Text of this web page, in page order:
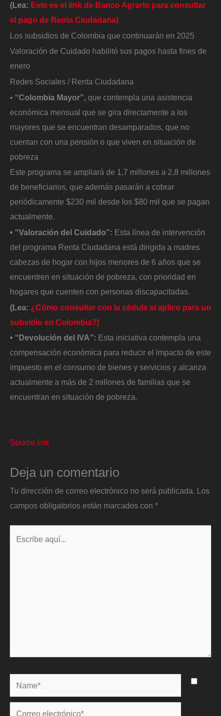
(Lea: Este es el link de Banco Agrario para consultar
el pago de Renta Ciudadana)
Los subsidios de Colombia que continuarán en 2025
Valoración de Cuidado habilitó sus pagos hasta fines de
enero
Redes Sociales / Renta Ciudadana
• “Colombia Mayor”, que contempla una asistencia
económica mensual que se gira directamente a los
mayores que se encuentran desamparados, que no
cuentan con una pensión o que viven en situación de
pobreza
Este programa se ampliará de 1,7 millones a 2,8 millones
de beneficiarios, que además pasarán a cobrar
periódicamente $230 mil desde los $80 mil que se pagan
actualmente.
• “Valoración del Cuidado”: Esta línea de intervención
del programa Renta Ciudadana está dirigida a madres
cabezas de hogar con hijos menores de 6 años que se
encuentren en situación de pobreza, con prioridad en
hogares que cuenten con personas discapacitadas.
(Lea: ¿Cómo consultar con la cédula si aplico para un
subsidio en Colombia?)
• “Devolución del IVA”: Esta iniciativa contempla una
compensación económica para reducir el impacto de este
impuesto en el consumo de bienes y servicios y alcanza
actualmente a más de 2 millones de familias que se
encuentran en situación de pobreza.
Source link
Deja un comentario
Tu dirección de correo electrónico no será publicada.
Los
campos obligatorios están marcados con *
Name*
Correo